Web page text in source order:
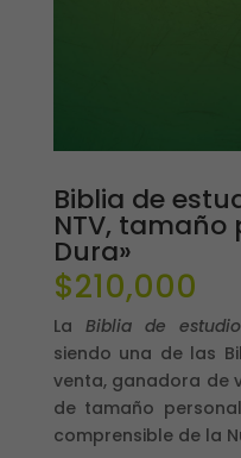
Biblia de
NTV, tamaño
Dura»
$210,000
La Biblia de
siendo una de las
venta, ganadora de
de tamaño
comprensible de la